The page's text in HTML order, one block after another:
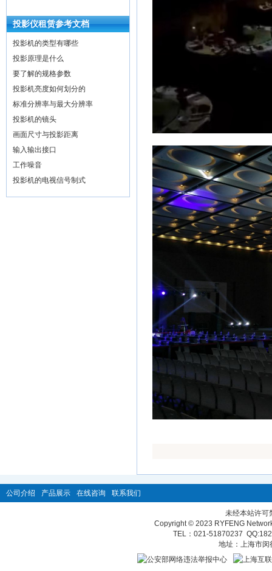
投影仪租赁参考文档
投影机的类型有哪些
投影原理是什么
要了解的规格参数
投影机亮度如何划分的
标准分辨率与最大分辨率
投影机的镜头
画面尺寸与投影距离
输入输出接口
工作噪音
投影机的电视信号制式
公司介绍 产品展示 在线咨询 联系我们
未经本站许
Copyright © 2023 RYFENG
TEL：021-51870237 QQ:
地址：上海市